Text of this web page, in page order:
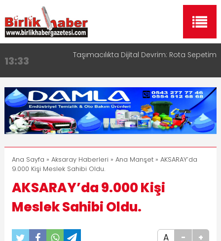
17:15
Aksaray OSB Bölge Müdürü Makam Koltuğunu
16:00
Aksaray Esnaf Rehberi ile Google ve Yapay Zeka
Aramalarında Öne Çıkın
8:23 Aksaray Esnaf Rehberi Hizmete Girdi
11:30
Birlikhaber.com Yayın Hayatına Başladı | Hızlı ve
Akıllı Haber Platformu
13:33 Taşımacılıkta Dijital Devrim: Rota Sepetim
Ana Sayfa » Aksaray Haberleri » Ana Manşet» AKSARAY’da
9.000 Kişi Meslek Sahibi Oldu.
AKSARAY’da 9.000 Kişi
Meslek Sahibi Oldu.
A - +